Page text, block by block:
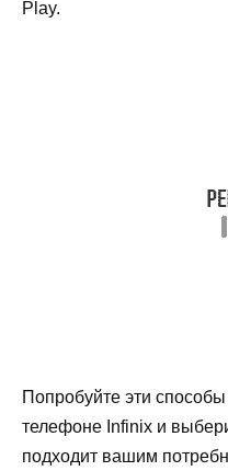
Play.
Попробуйте эти
телефоне Infinix и
подходит вашим